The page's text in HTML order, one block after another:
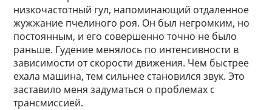
низкочастотный гул, напоминающий отдаленное
жужжание пчелиного роя. Он был негромким, но
постоянным, и его совершенно точно не было
раньше. Гудение менялось по интенсивности в
зависимости от скорости движения. Чем быстрее
ехала машина, тем сильнее становился звук. Это
заставило меня задуматься о проблемах с
трансмиссией.